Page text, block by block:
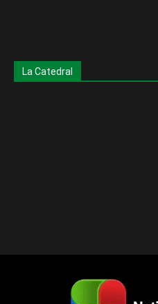
La Catedral